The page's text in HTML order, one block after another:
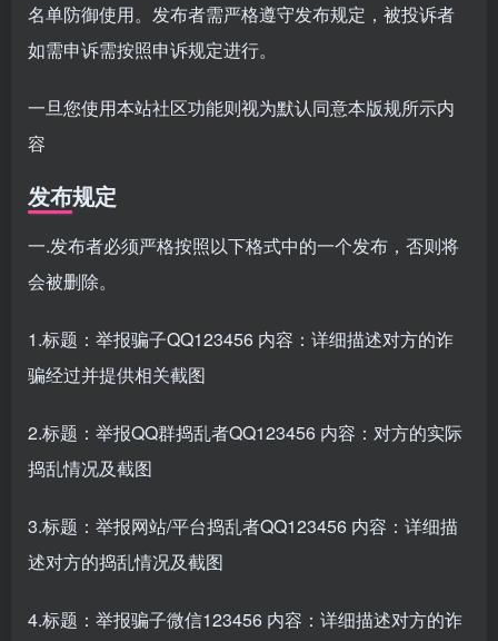
名单防御使用。发布者需严格遵守发布规定，被投诉者
如需申诉需按照申诉规定进行。
一旦您使用本站社区功能则视为默认同意本版规所示内
容
发布规定
一.发布者必须严格按照以下格式中的一个发布，否则将
会被删除。
1.标题：举报骗子QQ123456 内容：详细描述对方的诈
骗经过并提供相关截图
2.标题：举报QQ群捣乱者QQ123456 内容：对方的实际
捣乱情况及截图
3.标题：举报网站/平台捣乱者QQ123456 内容：详细描
述对方的捣乱情况及截图
4.标题：举报骗子微信123456 内容：详细描述对方的诈
登录
QQ登录 微信登录